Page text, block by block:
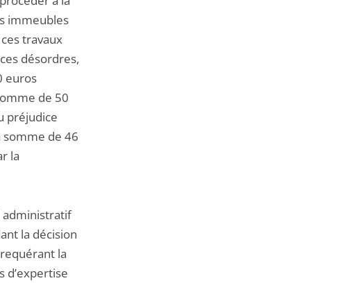
immeubles
travaux
désordres,
euros
de 50
préjudice
somme de 46
la
administratif
la décision
la
d’expertise